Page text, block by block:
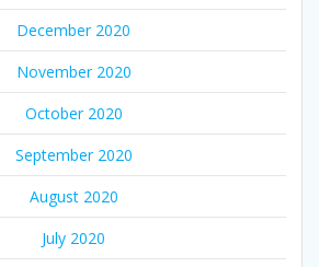
December 2020
November 2020
October 2020
September 2020
August 2020
July 2020